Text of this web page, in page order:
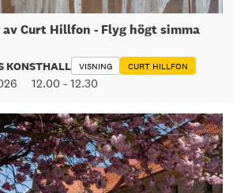
Curt Hillfon - Flyg högt simma
KONSTHALL VISNING CURT HILLFON
12.00 -12.30